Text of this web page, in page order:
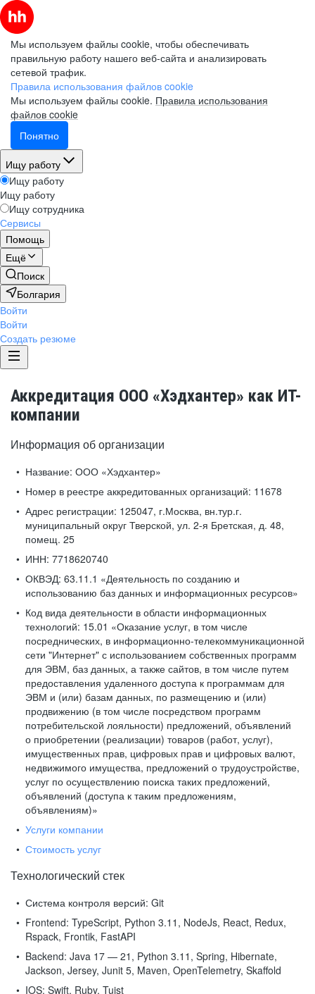
Мы используем файлы cookie, чтобы обеспечивать
правильную работу нашего веб-сайта и анализировать
сетевой трафик.
Правила использования файлов cookie
Мы используем файлы cookie. Правила использования
файлов cookie
Понятно
Ищу работу
Ищу работу
Ищу работу
Ищу сотрудника
Сервисы
Помощь
Ещё
Поиск
Болгария
Войти
Войти
Создать резюме
Аккредитация ООО «Хэдхантер» как ИТ-
компании
Информация об организации
Название: ООО «Хэдхантер»
Номер в реестре аккредитованных организаций: 11678
Адрес регистрации: 125047, г.Москва, вн.тур.г.
муниципальный округ Тверской, ул. 2-я Бретская, д. 48,
помещ. 25
ИНН: 7718620740
ОКВЭД: 63.11.1 «Деятельность по созданию и
использованию баз данных и информационных ресурсов»
Код вида деятельности в области информационных
технологий: 15.01 «Оказание услуг, в том числе
посреднических, в информационно-телекоммуникационной
сети "Интернет" с использованием собственных программ
для ЭВМ, баз данных, а также сайтов, в том числе путем
предоставления удаленного доступа к программам для
ЭВМ и (или) базам данных, по размещению и (или)
продвижению (в том числе посредством программ
потребительской лояльности) предложений, объявлений
о приобретении (реализации) товаров (работ, услуг),
имущественных прав, цифровых прав и цифровых валют,
недвижимого имущества, предложений о трудоустройстве,
услуг по осуществлению поиска таких предложений,
объявлений (доступа к таким предложениям,
объявлениям)»
Услуги компании
Стоимость услуг
Технологический стек
Система контроля версий: Git
Frontend: TypeScript, Python 3.11, NodeJs, React, Redux,
Rspack, Frontik, FastAPI
Backend: Java 17 — 21, Python 3.11, Spring, Hibernate,
Jackson, Jersey, Junit 5, Maven, OpenTelemetry, Skaffold
IOS: Swift, Ruby, Tuist